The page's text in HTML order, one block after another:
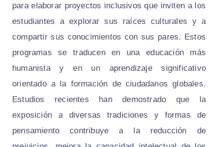
para elaborar proyectos inclusivos que inviten a los
estudiantes a explorar sus raíces culturales y a
compartir sus conocimientos con sus pares. Estos
programas se traducen en una educación más
humanista y en un aprendizaje significativo
orientado a la formación de ciudadanos globales.
Estudios recientes han demostrado que la
exposición a diversas tradiciones y formas de
pensamiento contribuye a la reducción de